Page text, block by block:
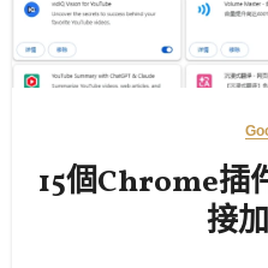
15個Chrome插
接